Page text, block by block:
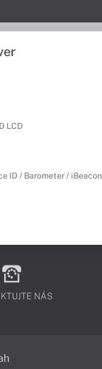
LCD
ID / Barometer / iBeacon
NÁS